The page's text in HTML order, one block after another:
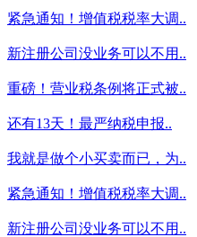
紧急通知！增值税税率大调..
新注册公司没业务可以不用..
重磅！营业税条例将正式被..
还有13天！最严纳税申报..
我就是做个小买卖而已，为..
紧急通知！增值税税率大调..
新注册公司没业务可以不用..